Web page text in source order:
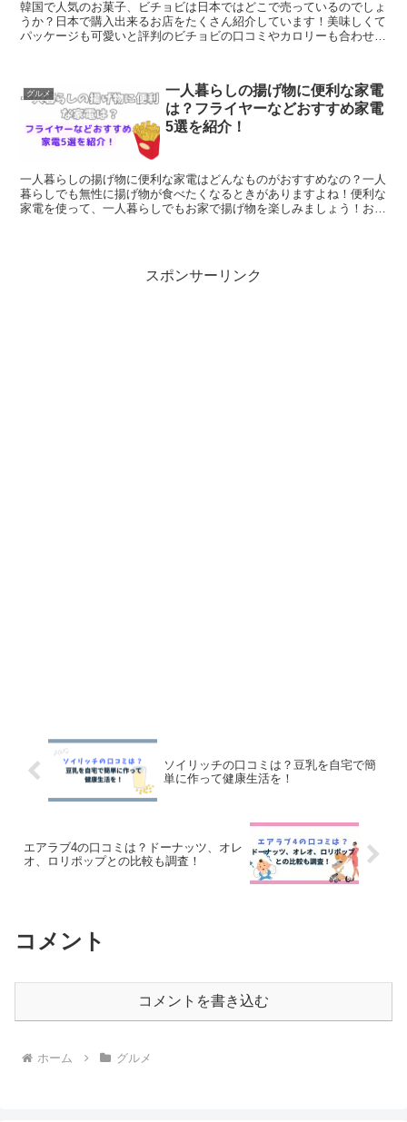
韓国で人気のお菓子、ビチョビは日本ではどこで売っているのでしょ
うか？日本で購入出来るお店をたくさん紹介しています！美味しくて
パッケージも可愛いと評判のビチョビの口コミやカロリーも合わせて
グルメ
一人暮らしの揚げ物に便利な家電
は？フライヤーなどおすすめ家電
5選を紹介！
一人暮らしの揚げ物に便利な家電はどんなものがおすすめなの？一人
暮らしでも無性に揚げ物が食べたくなるときがありますよね！便利な
家電を使って、一人暮らしでもお家で揚げ物を楽しみましょう！おす
スポンサーリンク
ソイリッチの口コミは？豆乳を自宅で簡
単に作って健康生活を！
エアラブ4の口コミは？ドーナッツ、オレ
オ、ロリポップとの比較も調査！
コメント
コメントを書き込む
ホーム グルメ